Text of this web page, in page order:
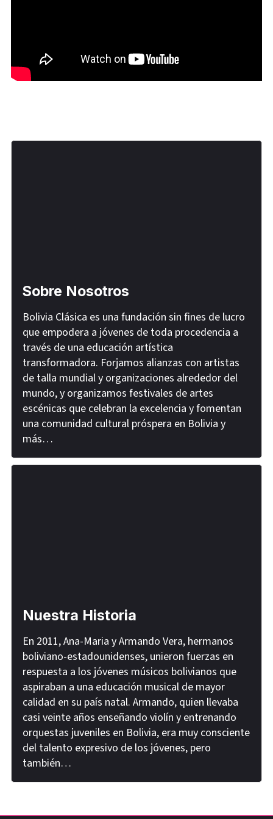
Sobre Nosotros
Bolivia Clásica es una fundación sin fines de lucro
que empodera a jóvenes de toda procedencia a
través de una educación artística
transformadora. Forjamos alianzas con artistas
de talla mundial y organizaciones alrededor del
mundo, y organizamos festivales de artes
escénicas que celebran la excelencia y fomentan
una comunidad cultural próspera en Bolivia y
más…
Nuestra Historia
En 2011, Ana-Maria y Armando Vera, hermanos
boliviano-estadounidenses, unieron fuerzas en
respuesta a los jóvenes músicos bolivianos que
aspiraban a una educación musical de mayor
calidad en su país natal. Armando, quien llevaba
casi veinte años enseñando violín y entrenando
orquestas juveniles en Bolivia, era muy consciente
del talento expresivo de los jóvenes, pero
también…